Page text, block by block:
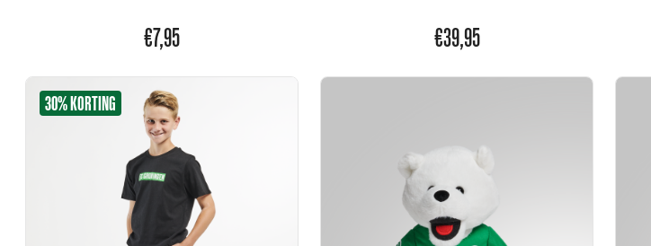
€7,95
€39,95
30% KORTING